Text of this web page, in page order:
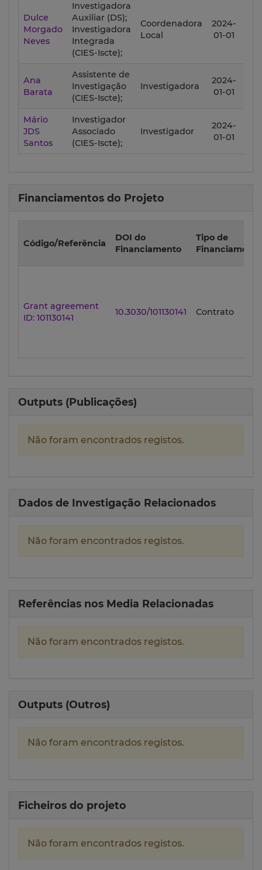
Dulce
Morgado
Neves
Investigadora
Auxiliar (DS);
Investigadora
Integrada
(CIES-Iscte);
Coordenadora
Local
2024-
01-01
Ana
Barata
Assistente de
Investigação
(CIES-Iscte);
Investigadora
2024-
01-01
Mário
JDS
Santos
Investigador
Associado
(CIES-Iscte);
Investigador
2024-
01-01
Financiamentos do Projeto
Código/Referência
DOI do
Financiamento
Tipo de
Financiamento
Grant agreement
ID: 101130141
10.3030/101130141 Contrato
Outputs (Publicações)
Não foram encontrados registos.
Dados de Investigação Relacionados
Não foram encontrados registos.
Referências nos Media Relacionadas
Não foram encontrados registos.
Outputs (Outros)
Não foram encontrados registos.
Ficheiros do projeto
Não foram encontrados registos.